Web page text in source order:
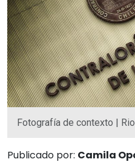
Fotografía de contexto |
Publicado por: Camila